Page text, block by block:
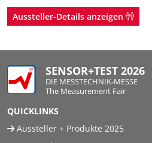
Aussteller-Details anzeigen
SENSOR+TEST 2026
DIE MESSTECHNIK-MESSE
The Measurement Fair
QUICKLINKS
Aussteller + Produkte 2025